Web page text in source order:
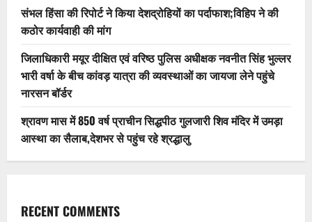
संभल हिंसा की रिपोर्ट ने किया देशद्रोहियों का पर्दाफाश;विहिप ने की
कठोर कार्यवाही की मांग
जिलाधिकारी मयूर दीक्षित एवं वरिष्ठ पुलिस अधीक्षक नवनीत सिंह भुल्लर
भारी वर्षा के बीच कांवड़ यात्रा की व्यवस्थाओं का जायजा लेने पहुंचे
नारसन बॉर्डर
श्रावण मास में 850 वर्ष प्राचीन सिद्धपीठ गुलजारी शिव मंदिर में उमड़ा
आस्था का सैलाब,देशभर से पहुंच रहे श्रद्धालु
RECENT COMMENTS